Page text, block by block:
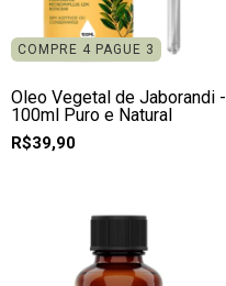
COMPRE 4 PAGUE 3
Óleo Vegetal de Jaborandi -
100ml Puro e Natural
R$39,90